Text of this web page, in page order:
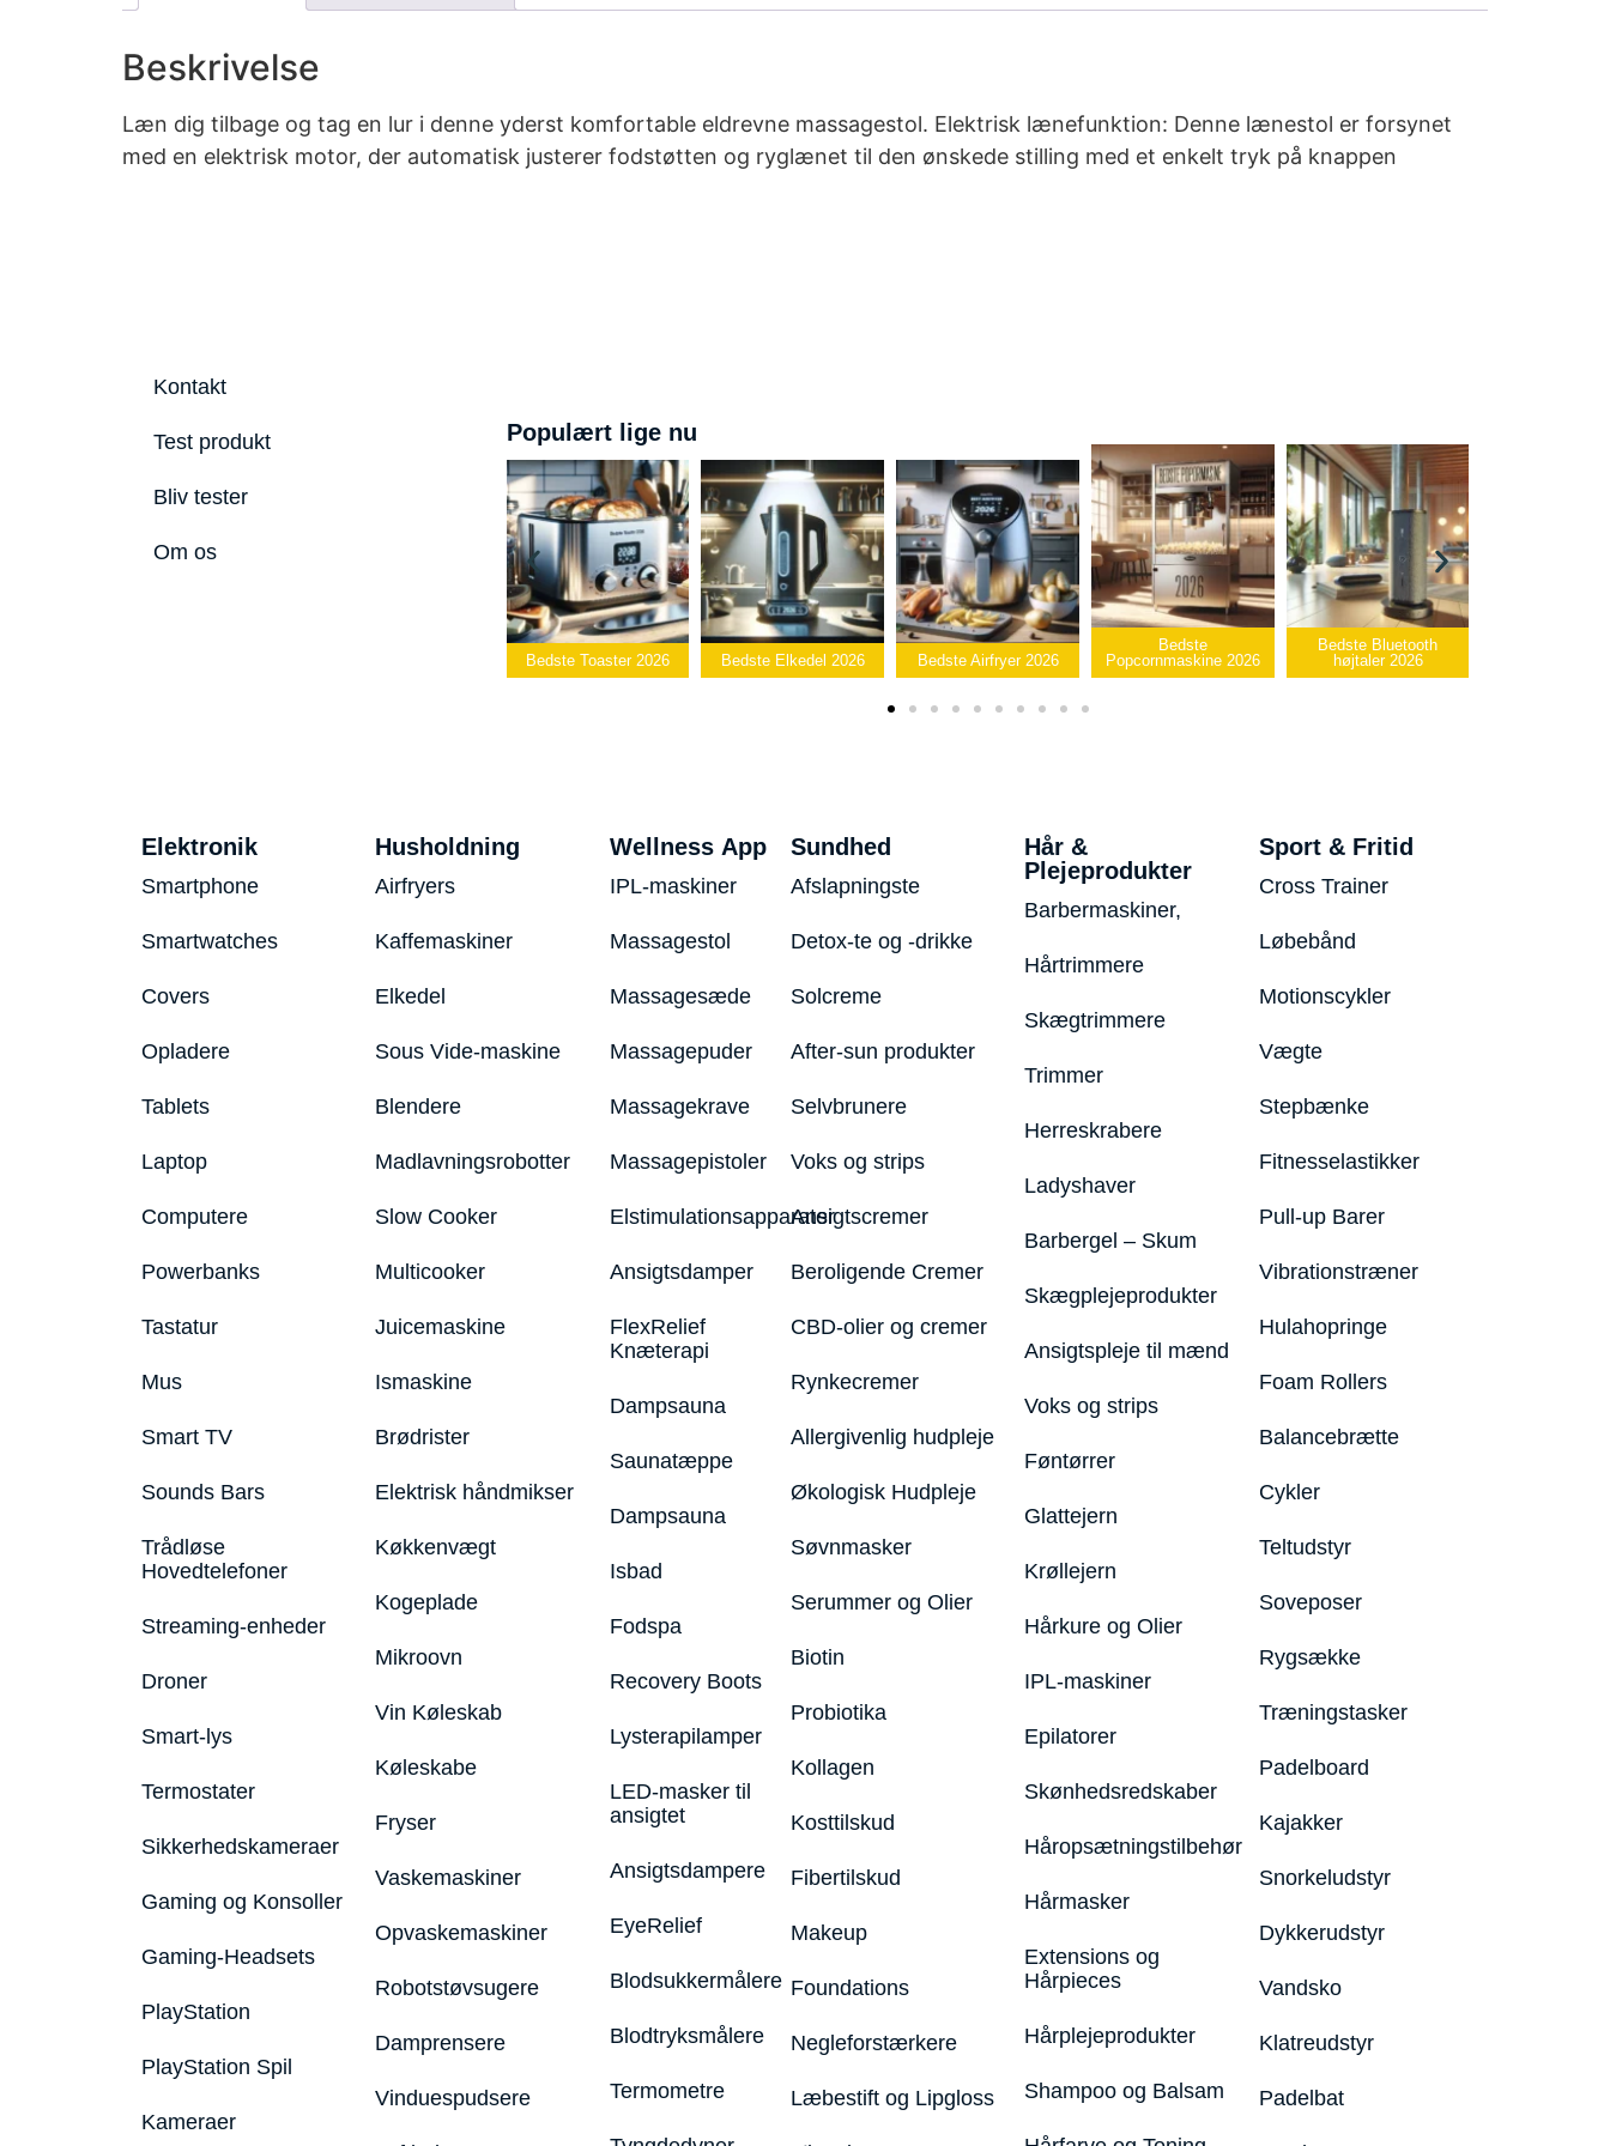
Beskrivelse
Læn dig tilbage og tag en lur i denne yderst komfortable eldrevne massagestol. Elektrisk lænefunktion: Denne lænestol er forsynet
med en elektrisk motor, der automatisk justerer fodstøtten og ryglænet til den ønskede stilling med et enkelt tryk på knappen
Kontakt
Test produkt
Bliv tester
Om os
Populært lige nu
Bedste Elkedel 2026 Bedste Airfryer 2026
Bedste
Popcornmaskine 2026
Bedste Bluetooth
højtaler 2026
Bedste infrarøde
varmepude 2026
Elektronik
Smartphone
Smartwatches
Covers
Opladere
Tablets
Laptop
Computere
Powerbanks
Tastatur
Mus
Smart TV
Sounds Bars
Trådløse
Hovedtelefoner
Streaming-enheder
Droner
Smart-lys
Termostater
Sikkerhedskameraer
Gaming og Konsoller
Gaming-Headsets
PlayStation
PlayStation Spil
Kameraer
Husholdning
Airfryers
Kaffemaskiner
Elkedel
Sous Vide-maskine
Blendere
Madlavningsrobotter
Slow Cooker
Multicooker
Juicemaskine
Ismaskine
Brødrister
Elektrisk håndmikser
Køkkenvægt
Kogeplade
Mikroovn
Vin Køleskab
Køleskabe
Fryser
Vaskemaskiner
Opvaskemaskiner
Robotstøvsugere
Damprensere
Vinduespudsere
Wellness App
IPL-maskiner
Massagestol
Massagesæde
Massagepuder
Massagekrave
Massagepistoler
Elstimulationsapparater
Ansigtsdamper
FlexRelief
Knæterapi
Dampsauna
Saunatæppe
Dampsauna
Isbad
Fodspa
Recovery Boots
Lysterapilamper
LED-masker til
ansigtet
Ansigtsdampere
EyeRelief
Blodsukkermålere
Blodtryksmålere
Termometre
Sundhed
Afslapningste
Detox-te og -drikke
Solcreme
After-sun produkter
Selvbrunere
Voks og strips
Ansigtscremer
Beroligende Cremer
CBD-olier og cremer
Rynkecremer
Allergivenlig hudpleje
Økologisk Hudpleje
Søvnmasker
Serummer og Olier
Biotin
Probiotika
Kollagen
Kosttilskud
Fibertilskud
Makeup
Foundations
Negleforstærkere
Læbestift og Lipgloss
Hår &
Plejeprodukter
Barbermaskiner,
Hårtrimmere
Skægtrimmere
Trimmer
Herreskrabere
Ladyshaver
Barbergel – Skum
Skægplejeprodukter
Ansigtspleje til mænd
Voks og strips
Føntørrer
Glattejern
Krøllejern
Hårkure og Olier
IPL-maskiner
Epilatorer
Skønhedsredskaber
Håropsætningstilbehør
Hårmasker
Extensions og
Hårpieces
Hårplejeprodukter
Shampoo og Balsam
Sport & Fritid
Cross Trainer
Løbebånd
Motionscykler
Vægte
Stepbænke
Fitnesselastikker
Pull-up Barer
Vibrationstræner
Hulahopringe
Foam Rollers
Balancebrætte
Cykler
Teltudstyr
Soveposer
Rygsække
Træningstasker
Padelboard
Kajakker
Snorkeludstyr
Dykkerudstyr
Vandsko
Klatreudstyr
Padelbat